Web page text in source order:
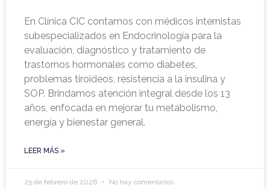
En Clínica CIC contamos con médicos internistas
subespecializados en Endocrinología para la
evaluación, diagnóstico y tratamiento de
trastornos hormonales como diabetes,
problemas tiroideos, resistencia a la insulina y
SOP. Brindamos atención integral desde los 13
años, enfocada en mejorar tu metabolismo,
energía y bienestar general.
LEER MÁS »
25 de febrero de 2026 No hay comentarios